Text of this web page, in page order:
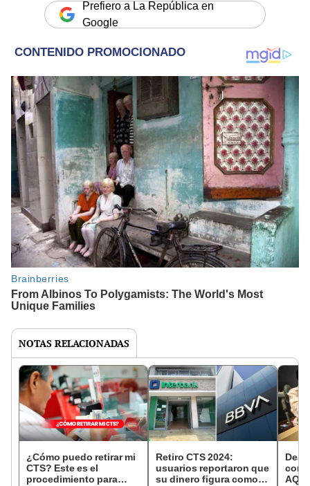
Prefiero a La República en
Google
NOTAS RELACIONADAS
¿Cómo puedo retirar mi
CTS? Este es el
procedimiento para
Retiro CTS 2024:
usuarios reportaron que
su dinero figura como
con